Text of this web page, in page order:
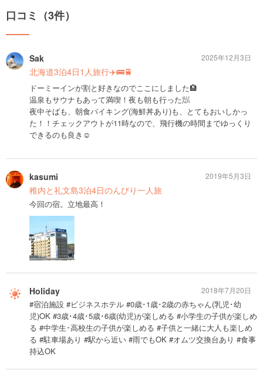
口コミ（3件）
Sak
北海道3泊4日1人旅行✈️🚌🚆
ドーミーインが割と好きなのでここにしました🏨
温泉もサウナもあって満喫！夜も朝も行った🧖
夜中そばも、朝食バイキング(海鮮丼あり)も、とてもおいしかっ
た！！チェックアウトが11時なので、飛行機の時間までゆっくり
できるのも良き☺️
2025年12月3日
kasumi
稚内と礼文島3泊4日のんびり一人旅
今回の宿。立地最高！
2019年5月3日
Holiday
#宿泊施設 #ビジネスホテル #0歳･1歳･2歳の赤ちゃん(乳児･幼
児)OK #3歳･4歳･5歳･6歳(幼児)が楽しめる #小学生の子供が楽しめ
る #中学生･高校生の子供が楽しめる #子供と一緒に大人も楽しめ
る #駐車場あり #駅から近い #雨でもOK #オムツ交換台あり #食事
持込OK
2018年7月20日